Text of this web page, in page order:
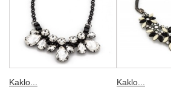
Kaklo... Kaklo...